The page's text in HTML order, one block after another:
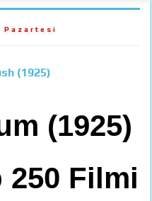
Pazartesi
(1925)
(1925)
250 Filmi